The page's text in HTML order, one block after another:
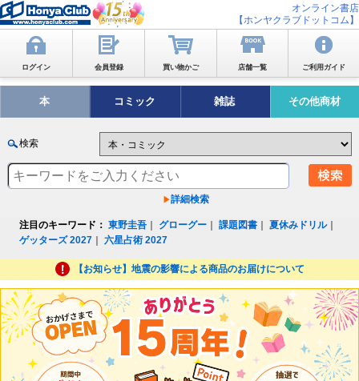
オンライン書店
【ホンヤクラブドットコム】
ログイン 会員登録 買い物かご 店舗一覧 ご利用ガイド
本 コミック 雑誌 その他商材
検索
詳細検索
注目のキーワード： 東野圭吾 グローグー ｜課題図書 ｜夏休みドリル｜
ゲッターズ 2027 ｜六星占術 2027
【お知らせ】地震の影響による商品のお届けについて